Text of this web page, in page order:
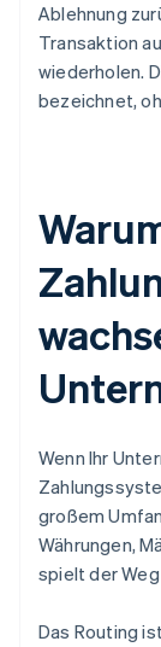
Ablehnung
Transaktion
wiederholen.
bezeichnet,
Wenn Ihr
großem
Währungen,
spielt der
Das Routing